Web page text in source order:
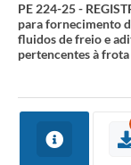
SIC
Diário Oficial
Conselhos Municipais
PE 224-25 -
para fornecimento
fluidos de freio e
pertencentes à